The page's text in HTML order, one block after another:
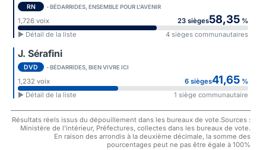
RN - BÉDARRIDES, ENSEMBLE POUR L'AVENIR
1,726 voix 23 sièges58,35%
► Détail de la liste
4 sièges communautaires
J. Sérafini
DVD - BÉDARRIDES, BIEN VIVRE ICI
1,232 voix 6 sièges41,65%
► Détail de la liste
1 siège communautaire
Résultats réels issus du dépouillement dans les bureaux de vote.Sources :
Ministère de l'intérieur, Préfectures, collectes dans les bureaux de vote.
En raison des arrondis à la deuxième décimale, la somme des
pourcentages peut ne pas être égale à 100%